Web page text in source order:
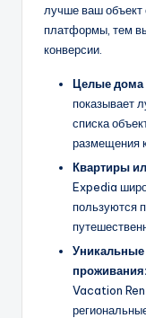
лучше ваш объект
платформы, тем
конверсии.
Целые дома
показывает
списка
размещения
Квартиры
Expedia
пользуются
проживания:
Vacation